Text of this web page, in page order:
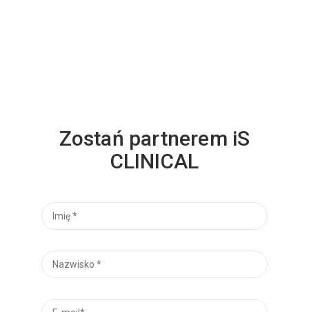
Zostań partnerem iS
CLINICAL